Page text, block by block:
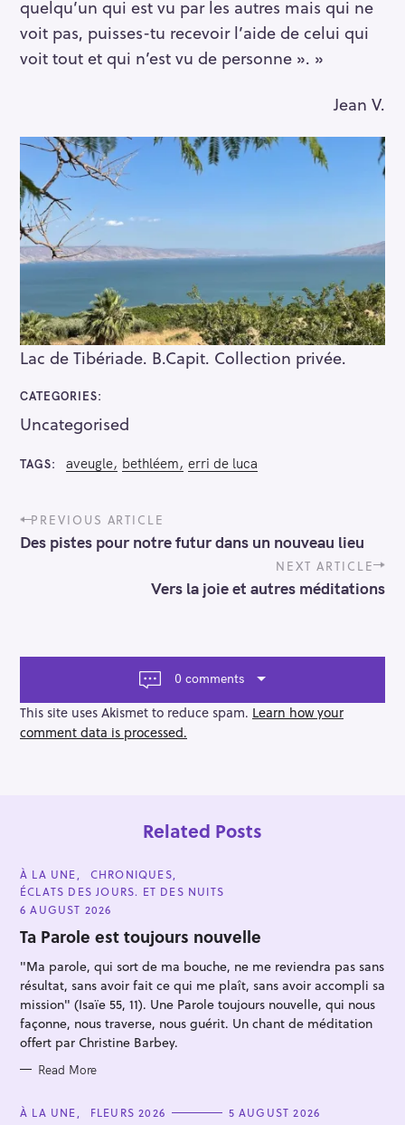
quelqu’un qui est vu par les autres mais qui ne
voit pas, puisses-tu recevoir l’aide de celui qui
voit tout et qui n’est vu de personne ». »
Jean V.
Lac de Tibériade. B.Capit. Collection privée.
CATEGORIES
Uncategorised
TAGS aveugle bethléem erri de luca
P
o
s
g
t
i
o
PREVIOUS ARTICLE
Des pistes pour notre futur dans un nouveau lieu
NEXT ARTICLE
Vers la joie et autres méditations
0 comments
This site uses Akismet to reduce spam. Learn how your
comment data is processed.
Related Posts
C
A
T
E
O
R
E
À LA UNE
CHRONIQUES
ÉCLATS DES JOURS. ET DES NUITS
6 AUGUST 2026
Ta Parole est toujours nouvelle
"Ma parole, qui sort de ma bouche, ne me reviendra pas sans
résultat, sans avoir fait ce qui me plaît, sans avoir accompli sa
mission" (Isaïe 55, 11). Une Parole toujours nouvelle, qui nous
façonne, nous traverse, nous guérit. Un chant de méditation
offert par Christine Barbey.
Read More
C
À LA UNE FLEURS 2026 5 AUGUST 2026
S
e
a
r
h
f
o